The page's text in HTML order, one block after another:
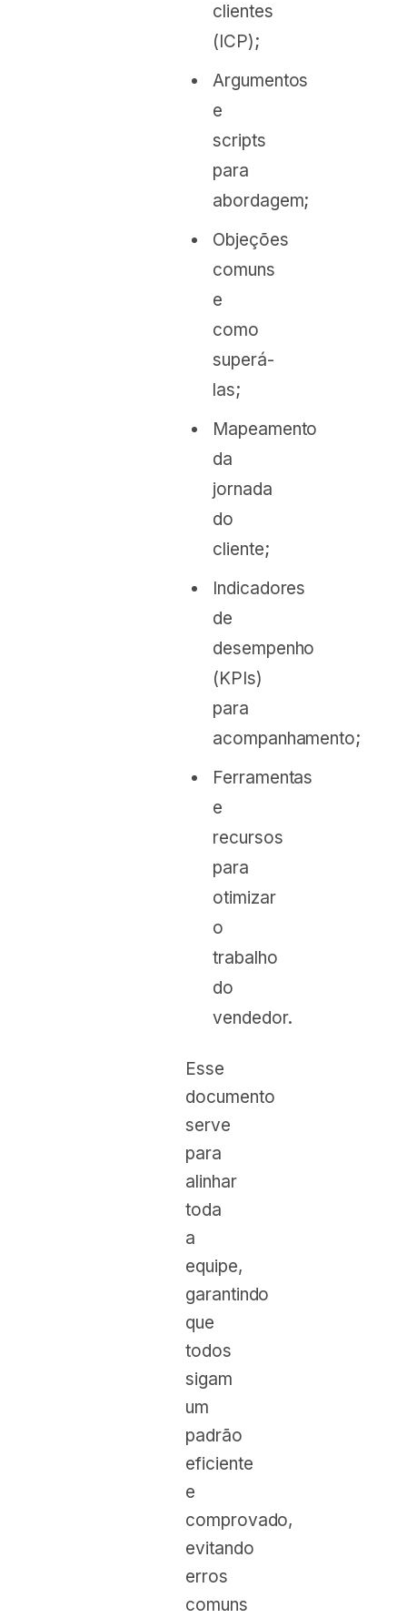
clientes
(ICP);
Argumentos
e
scripts
para
abordagem;
Objeções
comuns
e
como
superá-
las;
Mapeamento
da
jornada
do
cliente;
Indicadores
de
desempenho
(KPIs)
para
acompanhamento;
Ferramentas
e
recursos
para
otimizar
o
trabalho
do
vendedor.
Esse
documento
serve
para
alinhar
toda
a
equipe,
garantindo
que
todos
sigam
um
padrão
eficiente
e
comprovado,
evitando
erros
comuns